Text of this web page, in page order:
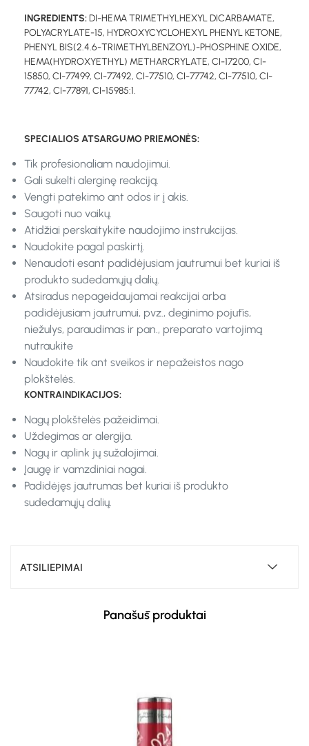
INGREDIENTS:DI-HEMA TRIMETHYLHEXYL DICARBAMATE,
POLYACRYLATE-15, HYDROXYCYCLOHEXYL PHENYL KETONE,
PHENYL BIS(2.4.6-TRIMETHYLBENZOYL)-PHOSPHINE OXIDE,
HEMA(HYDROXYETHYL) METHARCRYLATE, CI-17200, CI-
15850, CI-77499, CI-77492, CI-77510, CI-77742, CI-77510, CI-
77742, CI-77891, CI-15985:1.
SPECIALIOS ATSARGUMO PRIEMONĖS:
Tik profesionaliam naudojimui.
Gali sukelti alerginę reakciją.
Vengti patekimo ant odos ir į akis.
Saugoti nuo vaikų.
Atidžiai perskaitykite naudojimo instrukcijas.
Naudokite pagal paskirtį.
Nenaudoti esant padidėjusiam jautrumui bet kuriai iš
produkto sudedamųjų dalių.
Atsiradus nepageidaujamai reakcijai arba
padidėjusiam jautrumui, pvz., deginimo pojūtis,
niežulys, paraudimas ir pan., preparato vartojimą
nutraukite
Naudokite tik ant sveikos ir nepažeistos nago
plokštelės.
KONTRAINDIKACIJOS:
Nagų plokštelės pažeidimai.
Uždegimas ar alergija.
Nagų ir aplink jų sužalojimai.
Įaugę ir vamzdiniai nagai.
Padidėjęs jautrumas bet kuriai iš produkto
sudedamųjų dalių.
ATSILIEPIMAI
Panašūs produktai